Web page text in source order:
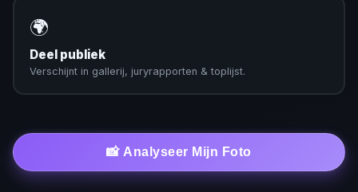
🌍
Deel publiek
Verschijnt in gallerij, juryrapporten & toplijst.
📸 Analyseer Mijn Foto